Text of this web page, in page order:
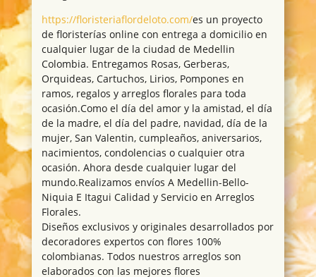
https://floristeriaflordeloto.com/es un proyecto
de floristerías online con entrega a domicilio en
cualquier lugar de la ciudad de Medellin
Colombia. Entregamos Rosas, Gerberas,
Orquideas, Cartuchos, Lirios, Pompones en
ramos, regalos y arreglos florales para toda
ocasión.Como el día del amor y la amistad, el día
de la madre, el día del padre, navidad, día de la
mujer, San Valentin, cumpleaños, aniversarios,
nacimientos, condolencias o cualquier otra
ocasión. Ahora desde cualquier lugar del
mundo.Realizamos envíos A Medellin-Bello-
Niquia E Itagui Calidad y Servicio en Arreglos
Florales.
Diseños exclusivos y originales desarrollados por
decoradores expertos con flores 100%
colombianas. Todos nuestros arreglos son
elaborados con las mejores flores